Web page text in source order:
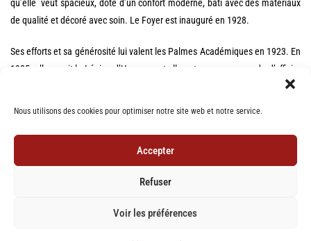
Nous utilisons des cookies pour optimiser notre site web et notre service.
Accepter
Refuser
Voir les préférences
qu’elle veut spacieux, doté d’un confort moderne, bâti avec des matériaux
de qualité et décoré avec soin. Le Foyer est inauguré en 1928.
Ses efforts et sa générosité lui valent les Palmes Académiques en 1923. En
1925, elle reçoit la Légion d’Honneur, et elle est promue au grade d’officier
Mon entreprise sur le Net Mentions légales